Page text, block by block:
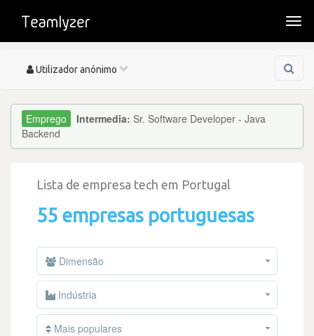
Toggle
Utilizador anónimo
Intermedia: Sr. Software Developer - Java
Backend
Lista de empresa tech em Portugal
55 empresas portuguesas
Dimensão
Indústria
Mais populares